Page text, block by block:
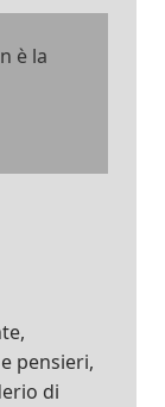
è la
pensieri,
di